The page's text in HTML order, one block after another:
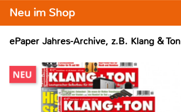
Neu im Shop
ePaper Jahres-Archive, z.B. Klang & Ton